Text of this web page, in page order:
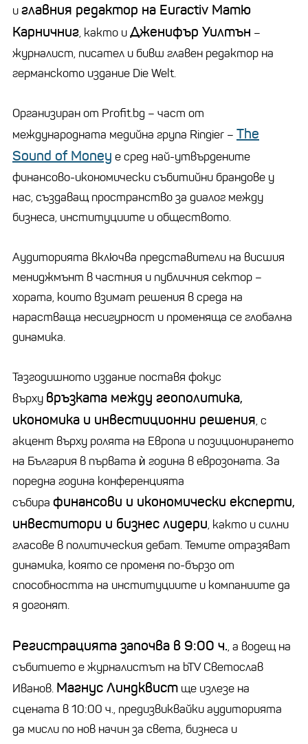
иглавния редактор на Euractiv Матю
Карничниг, както иДженифър Уилтън –
журналист, писател и бивш главен редактор на
германското издание Die Welt.
Организиран от Profit.bg – част от
международната медийна група Ringier – The
Sound of Money е сред най-утвърдените
финансово-икономически събитийни брандове у
нас, създаващ пространство за диалог между
бизнеса, институциите и обществото.
Аудиторията включва представители на висшия
мениджмънт в частния и публичния сектор –
хората, които взимат решения в среда на
нарастваща несигурност и променяща се глобална
динамика.
Тазгодишното издание поставя фокус
върху връзката между геополитика,
икономика и инвестиционни решения, с
акцент върху ролята на Европа и позиционирането
на България в първата ѝ година в еврозоната. За
поредна година конференцията
събира финансови и икономически експерти,
инвеститори и бизнес лидери, както и силни
гласове в политическия дебат. Темите отразяват
динамика, която се променя по-бързо от
способността на институциите и компаниите да
я догонят.
Регистрацията започва в 9:00 ч., а водещ на
събитието е журналистът на bTV Светослав
Иванов. Магнус Линдквист ще излезе на
сцената в 10:00 ч., предизвиквайки аудиторията
да мисли по нов начин за света, бизнеса и